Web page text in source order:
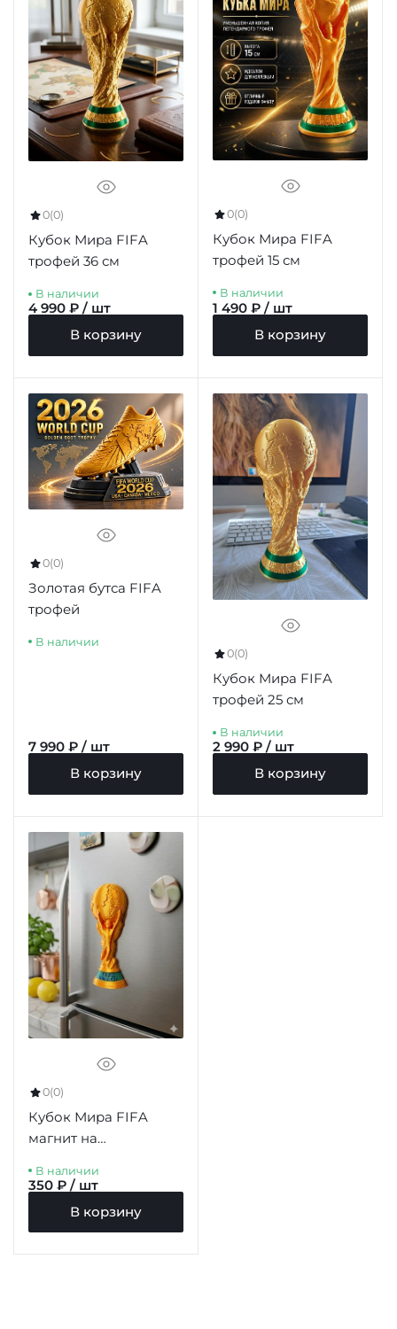
0(0)
Кубок Мира FIFA
трофей 36 см
В наличии
4 990 ₽ / шт
В корзину
0(0)
Кубок Мира FIFA
трофей 15 см
В наличии
1 490 ₽ / шт
В корзину
0(0)
Золотая бутса FIFA
трофей
В наличии
7 990 ₽ / шт
В корзину
0(0)
Кубок Мира FIFA
трофей 25 см
В наличии
2 990 ₽ / шт
В корзину
0(0)
Кубок Мира FIFA
магнит на
В наличии
350 ₽ / шт
В корзину